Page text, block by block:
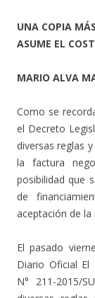
UNA COPIA
ASUME EL
MARIO ALVA
Como se
el Decreto
diversas reglas
la factura
posibilidad que
de
aceptación de la
El pasado
Diario Oficial El
N° 211-2015/